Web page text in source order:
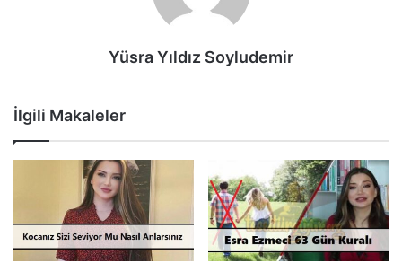
Yüsra Yıldız Soyludemir
İlgili Makaleler